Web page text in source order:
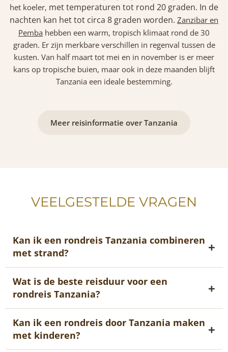
het koeler, met temperaturen tot rond 20 graden. In de
nachten kan het tot circa 8 graden worden. Zanzibar en
Pemba hebben een warm, tropisch klimaat rond de 30
graden. Er zijn merkbare verschillen in regenval tussen de
kusten. Van half maart tot mei en in november is er meer
kans op tropische buien, maar ook in deze maanden blijft
Tanzania een ideale bestemming.
Meer reisinformatie over Tanzania
VEELGESTELDE VRAGEN
Kan ik een rondreis Tanzania combineren
met strand?
Wat is de beste reisduur voor een
rondreis Tanzania?
Kan ik een rondreis door Tanzania maken
met kinderen?